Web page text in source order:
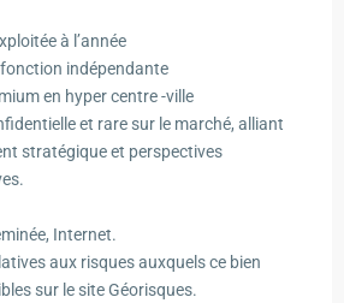
à l’année
indépendante
en hyper centre -ville
et rare sur le marché, alliant
stratégique et perspectives
Internet.
aux risques auxquels ce bien
sur le site Géorisques.